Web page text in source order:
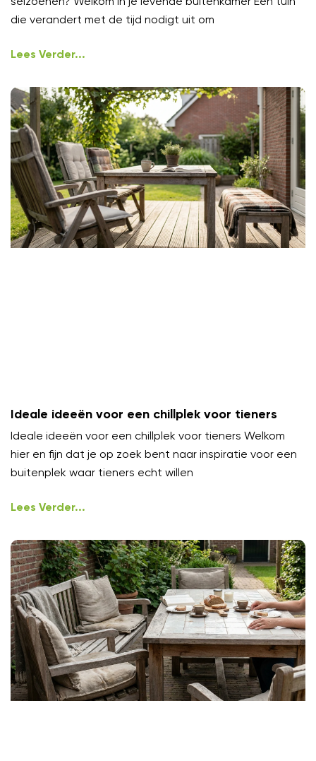
die verandert met de tijd nodigt uit om
Lees Verder...
Ideale ideeën voor een chillplek voor tieners
Ideale ideeën voor een chillplek voor tieners Welkom
hier en fijn dat je op zoek bent naar inspiratie voor een
buitenplek waar tieners echt willen
Lees Verder...